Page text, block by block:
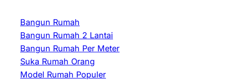
Bangun Rumah
Bangun Rumah 2 Lantai
Bangun Rumah Per Meter
Suka Rumah Orang
Model Rumah Populer